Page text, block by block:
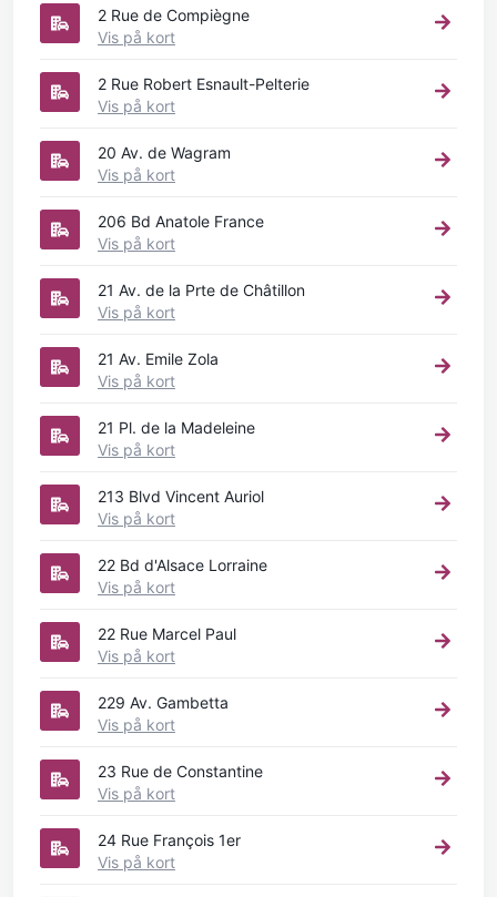
2 Rue de Compiègne
Vis på kort
2 Rue Robert Esnault-Pelterie
Vis på kort
20 Av. de Wagram
Vis på kort
206 Bd Anatole France
Vis på kort
21 Av. de la Prte de Châtillon
Vis på kort
21 Av. Emile Zola
Vis på kort
21 Pl. de la Madeleine
Vis på kort
213 Blvd Vincent Auriol
Vis på kort
22 Bd d'Alsace Lorraine
Vis på kort
22 Rue Marcel Paul
Vis på kort
229 Av. Gambetta
Vis på kort
23 Rue de Constantine
Vis på kort
24 Rue François 1er
Vis på kort